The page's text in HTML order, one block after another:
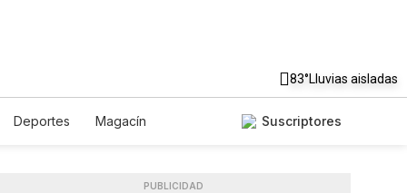
83°Lluvias aisladas
Deportes
Magacín
Suscriptores
PUBLICIDAD